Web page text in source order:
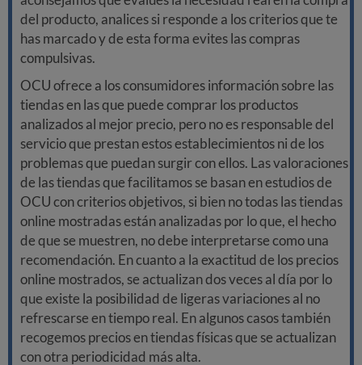
del producto, analices si responde a los criterios que te
has marcado y de esta forma evites las compras
compulsivas.
OCU ofrece a los consumidores información sobre las
tiendas en las que puede comprar los productos
analizados al mejor precio, pero no es responsable del
servicio que prestan estos establecimientos ni de los
problemas que puedan surgir con ellos. Las valoraciones
de las tiendas que facilitamos se basan en estudios de
OCU con criterios objetivos, si bien no todas las tiendas
online mostradas están analizadas por lo que, el hecho
de que se muestren, no debe interpretarse como una
recomendación. En cuanto a la exactitud de los precios
online mostrados, se actualizan dos veces al día por lo
que existe la posibilidad de ligeras variaciones al no
refrescarse en tiempo real. En algunos casos también
recogemos precios en tiendas físicas que se actualizan
con otra periodicidad más alta.